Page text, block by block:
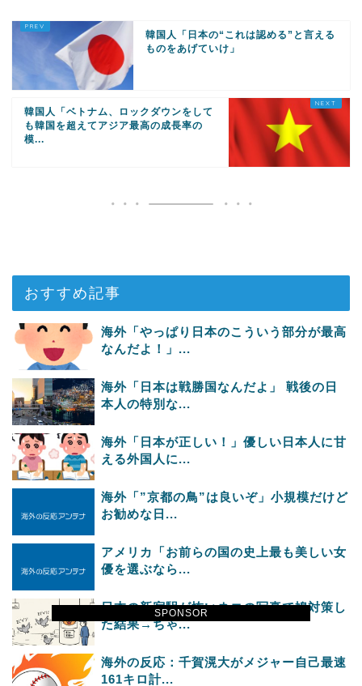
SPONSOR
韓国人「日本の“これは認める”と言える
ものをあげていけ」
韓国人「ベトナム、ロックダウンをして
も韓国を超えてアジア最高の成長率の
模...
おすすめ記事
海外「やっぱり日本のこういう部分が最高
なんだよ！」...
海外「日本は戦勝国なんだよ」 戦後の日
本人の特別な...
海外「日本が正しい！」優しい日本人に甘
える外国人に...
海外「”京都の鳥”は良いぞ」小規模だけど
お勧めな日...
アメリカ「お前らの国の史上最も美しい女
優を選ぶなら...
日本の新宿駅が怖いネコの写真で鳩対策し
た結果→ちゃ...
海外の反応：千賀滉大がメジャー自己最速
161キロ計...